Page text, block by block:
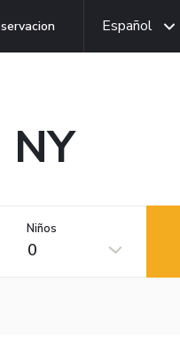
Español
Niños
0